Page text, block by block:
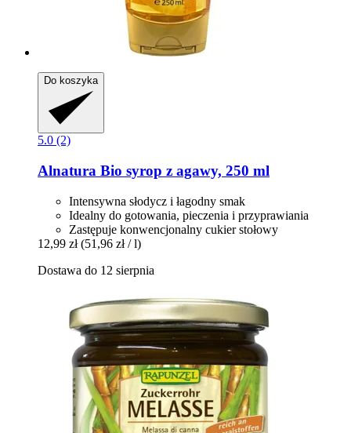
Do koszyka
5.0 (2)
Alnatura Bio syrop z agawy, 250 ml
Intensywna słodycz i łagodny smak
Idealny do gotowania, pieczenia i przyprawiania
Zastępuje konwencjonalny cukier stołowy
12,99 zł (51,96 zł / l)
Dostawa do 12 sierpnia